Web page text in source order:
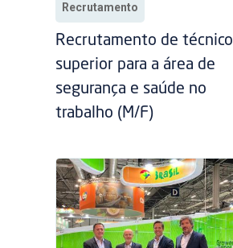
Recrutamento
Recrutamento de técnico
superior para a área de
segurança e saúde no
trabalho (M/F)